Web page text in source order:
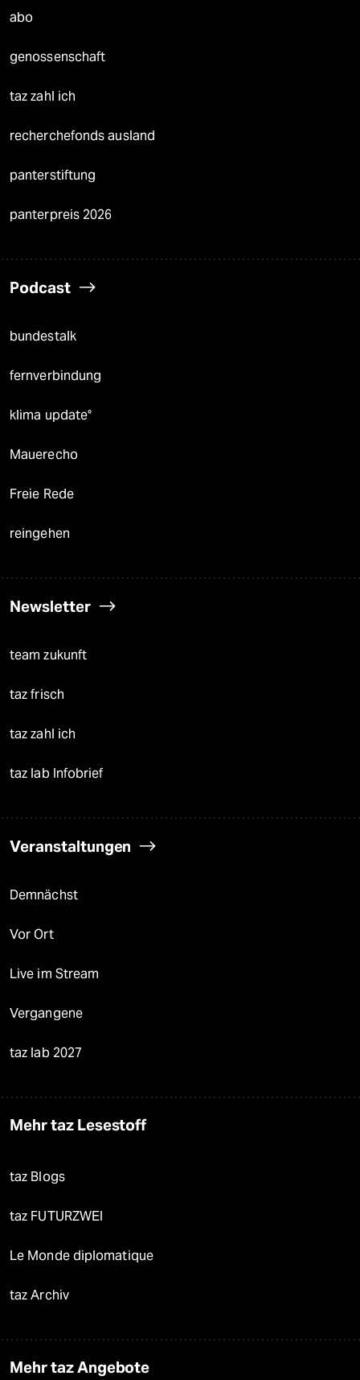
abo
genossenschaft
taz zahl ich
recherchefonds ausland
panterstiftung
panterpreis 2026
Podcast
bundestalk
fernverbindung
klima update°
Mauerecho
Freie Rede
reingehen
Newsletter
team zukunft
taz frisch
taz zahl ich
taz lab Infobrief
Veranstaltungen
Demnächst
Vor Ort
Live im Stream
Vergangene
taz lab 2027
Mehr taz Lesestoff
taz Blogs
taz FUTURZWEI
Le Monde diplomatique
taz Archiv
Mehr taz Angebote